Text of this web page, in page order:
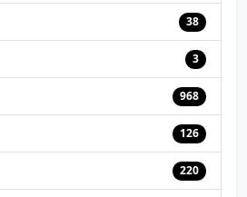
38
3
968
126
220